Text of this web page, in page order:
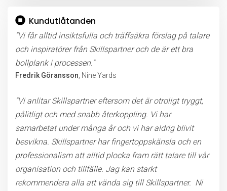
Kundutlåtanden
"Vi får alltid insiktsfulla och träffsäkra förslag på talare
och inspiratörer från Skillspartner och de är ett bra
bollplank i processen."
Fredrik Göransson , Nine Yards
"Vi anlitar Skillspartner eftersom det är otroligt tryggt,
pålitligt och med snabb återkoppling. Vi har
samarbetat under många år och vi har aldrig blivit
besvikna. Skillspartner har fingertoppskänsla och en
professionalism att alltid plocka fram rätt talare till vår
organisation och tillfälle. Jag kan starkt
rekommendera alla att vända sig till Skillspartner. Ni